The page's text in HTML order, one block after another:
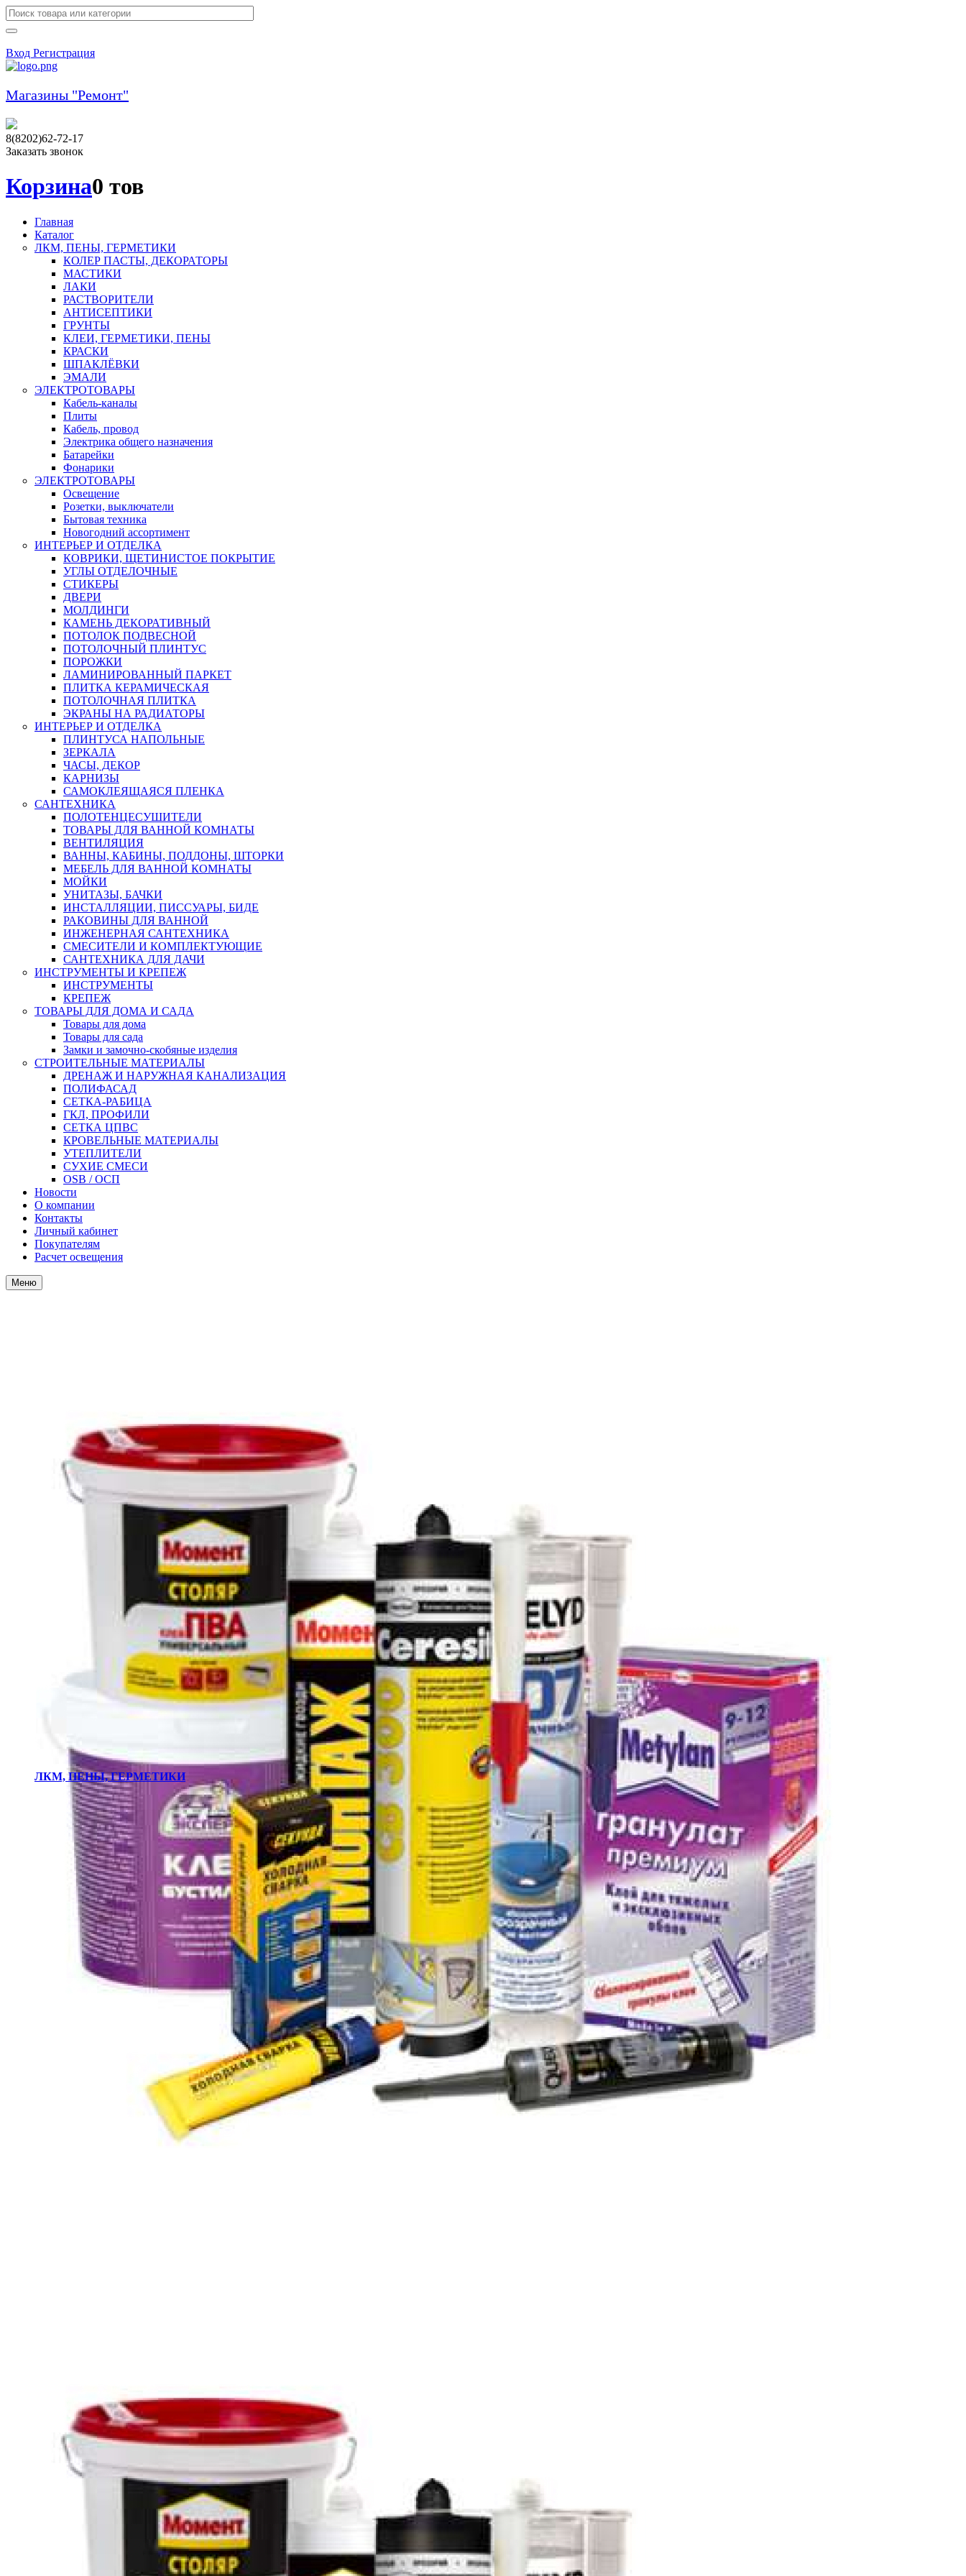
Вход Регистрация
Магазины "Ремонт"
8(8202)62-72-17
Заказать звонок
Корзина0 тов
Главная
Каталог
ЛКМ, ПЕНЫ, ГЕРМЕТИКИ
КОЛЕР ПАСТЫ, ДЕКОРАТОРЫ
МАСТИКИ
ЛАКИ
РАСТВОРИТЕЛИ
АНТИСЕПТИКИ
ГРУНТЫ
КЛЕИ, ГЕРМЕТИКИ, ПЕНЫ
КРАСКИ
ШПАКЛЁВКИ
ЭМАЛИ
ЭЛЕКТРОТОВАРЫ
Кабель-каналы
Плиты
Кабель, провод
Электрика общего назначения
Батарейки
Фонарики
ЭЛЕКТРОТОВАРЫ
Освещение
Розетки, выключатели
Бытовая техника
Новогодний ассортимент
ИНТЕРЬЕР И ОТДЕЛКА
КОВРИКИ, ЩЕТИНИСТОЕ ПОКРЫТИЕ
УГЛЫ ОТДЕЛОЧНЫЕ
СТИКЕРЫ
ДВЕРИ
МОЛДИНГИ
КАМЕНЬ ДЕКОРАТИВНЫЙ
ПОТОЛОК ПОДВЕСНОЙ
ПОТОЛОЧНЫЙ ПЛИНТУС
ПОРОЖКИ
ЛАМИНИРОВАННЫЙ ПАРКЕТ
ПЛИТКА КЕРАМИЧЕСКАЯ
ПОТОЛОЧНАЯ ПЛИТКА
ЭКРАНЫ НА РАДИАТОРЫ
ИНТЕРЬЕР И ОТДЕЛКА
ПЛИНТУСА НАПОЛЬНЫЕ
ЗЕРКАЛА
ЧАСЫ, ДЕКОР
КАРНИЗЫ
САМОКЛЕЯЩАЯСЯ ПЛЕНКА
САНТЕХНИКА
ПОЛОТЕНЦЕСУШИТЕЛИ
ТОВАРЫ ДЛЯ ВАННОЙ КОМНАТЫ
ВЕНТИЛЯЦИЯ
ВАННЫ, КАБИНЫ, ПОДДОНЫ, ШТОРКИ
МЕБЕЛЬ ДЛЯ ВАННОЙ КОМНАТЫ
МОЙКИ
УНИТАЗЫ, БАЧКИ
ИНСТАЛЛЯЦИИ, ПИССУАРЫ, БИДЕ
РАКОВИНЫ ДЛЯ ВАННОЙ
ИНЖЕНЕРНАЯ САНТЕХНИКА
СМЕСИТЕЛИ И КОМПЛЕКТУЮЩИЕ
САНТЕХНИКА ДЛЯ ДАЧИ
ИНСТРУМЕНТЫ И КРЕПЕЖ
ИНСТРУМЕНТЫ
КРЕПЕЖ
ТОВАРЫ ДЛЯ ДОМА И САДА
Товары для дома
Товары для сада
Замки и замочно-скобяные изделия
СТРОИТЕЛЬНЫЕ МАТЕРИАЛЫ
ДРЕНАЖ И НАРУЖНАЯ КАНАЛИЗАЦИЯ
ПОЛИФАСАД
СЕТКА-РАБИЦА
ГКЛ, ПРОФИЛИ
СЕТКА ЦПВС
КРОВЕЛЬНЫЕ МАТЕРИАЛЫ
УТЕПЛИТЕЛИ
СУХИЕ СМЕСИ
OSB / ОСП
Новости
О компании
Контакты
Личный кабинет
Покупателям
Расчет освещения
Меню
ЛКМ, ПЕНЫ, ГЕРМЕТИКИ